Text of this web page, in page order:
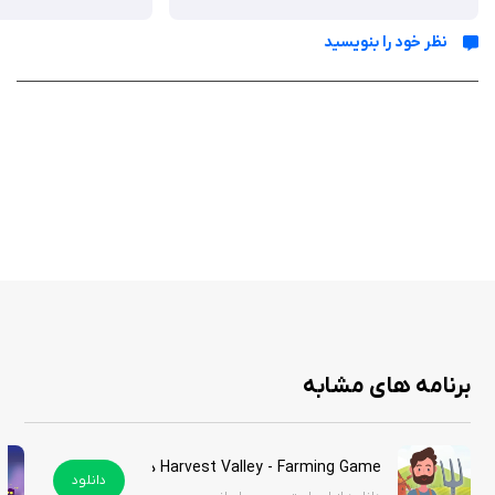
ویژگی ها
عملکرد آفلاین: بازی بدون نیاز به اینترنت.
مناسب برای همه سنین: رده‌بندی سنی 4+ با محتوای ساده.
نظر خود را بنویسید
برنامه های مشابه
Harvest Valley - Farming Game هک شده
دانلود